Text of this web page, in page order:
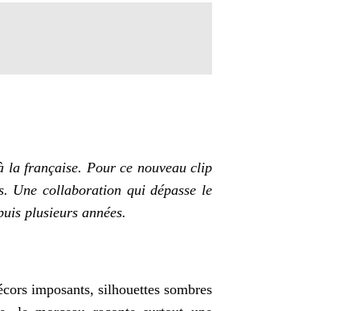
la française. Pour ce nouveau clip
. Une collaboration qui dépasse le
plusieurs années.
imposants, silhouettes sombres